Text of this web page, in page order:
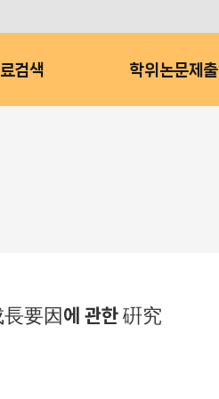
검색 학위논문제출
要因에 관한 硏究